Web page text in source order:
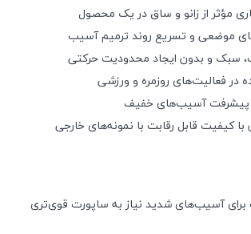
مؤثر از زانو و ساق در یک محصول
موضعی و تسریع روند ترمیم آسیب
سبک و بدون ایجاد محدودیت حرکتی
در فعالیت‌های روزمره و ورزشی
پیشرفت آسیب‌های خفیف
با کیفیت قابل رقابت با نمونه‌های خارجی
آسیب‌های شدید نیاز به ساپورت قوی‌تری